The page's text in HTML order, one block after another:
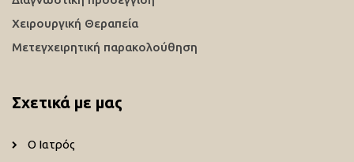
Χειρουργική Θεραπεία
Μετεγχειρητική παρακολούθηση
Σχετικά με μας
Ο Ιατρός